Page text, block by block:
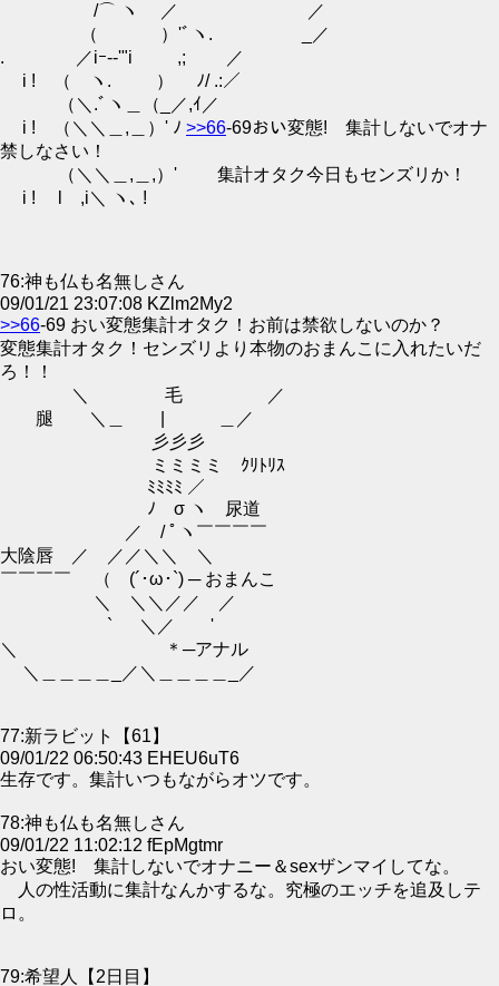
/⌒ ヽ ／ ／
（ ）'ﾞヽ. _／
. ／iｰ-‐'"i ,; ／
i ! （ ヽ. ） ﾉ/ .:／
（＼.ﾞヽ＿（_／,ｲ／
i ! （＼＼＿,＿）' ﾉ >>66-69おい変態! 集計しないでオナ
禁しなさい！
（＼＼＿,＿,）' 集計オタク今日もセンズリか！
i ! l ,i＼ ヽ､ !
76:神も仏も名無しさん
09/01/21 23:07:08 KZlm2My2
>>66-69 おい変態集計オタク！お前は禁欲しないのか？
変態集計オタク！センズリより本物のおまんこに入れたいだ
ろ！！
＼ 毛 ／
腿 ＼＿ | ＿／
彡彡彡
ミミミミ ｸﾘﾄﾘｽ
ﾐﾐﾐﾐ ／￣￣￣￣
ﾉ σ ヽ 尿道
／ / ﾟヽ￣￣￣￣
大陰唇 ／ ／／＼＼ ＼
￣￣￣￣ （ (´･ω･`) ─ おまんこ
＼ ＼＼／／ ／
` ＼／ '
＼ ＊─アナル
＼＿＿＿＿_／＼＿＿＿＿_／
77:新ラビット【61】
09/01/22 06:50:43 EHEU6uT6
生存です。集計いつもながらオツです。
78:神も仏も名無しさん
09/01/22 11:02:12 fEpMgtmr
おい変態! 集計しないでオナニー＆sexザンマイしてな。
人の性活動に集計なんかするな。究極のエッチを追及しテ
ロ。
79:希望人【2日目】